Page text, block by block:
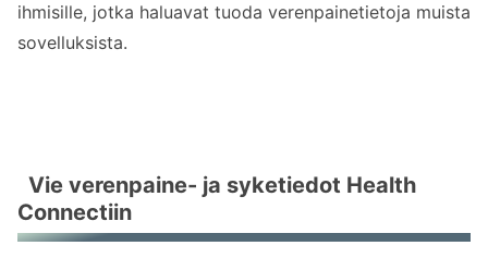
ihmisille, jotka haluavat tuoda verenpainetietoja muista
sovelluksista.
Vie verenpaine- ja syketiedot Health
Connectiin